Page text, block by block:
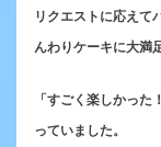
リクエストに応えて
んわりケーキに大満
「すごく楽しかっ
っていました。